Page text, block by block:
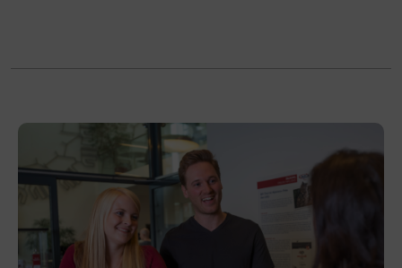
innerhalb der Kursdauer mittels
Veranstaltungsort
BFI Tirol Bildungszentrum
Ing.-Etzel-Straße 7
6020 Innsbruck